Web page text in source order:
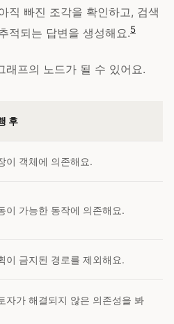
직 빠진 조각을 확인하고, 검색
적되는 답변을 생성해요.5
래프의 노드가 될 수 있어요.
후
이 객체에 의존해요.
이 가능한 동작에 의존해요.
이 금지된 경로를 제외해요.
자가 해결되지 않은 의존성을 봐